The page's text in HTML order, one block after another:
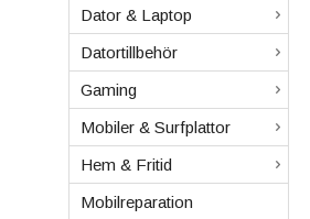
Dator & Laptop
Datortillbehör
Gaming
Mobiler & Surfplattor
Hem & Fritid
Mobilreparation
Info